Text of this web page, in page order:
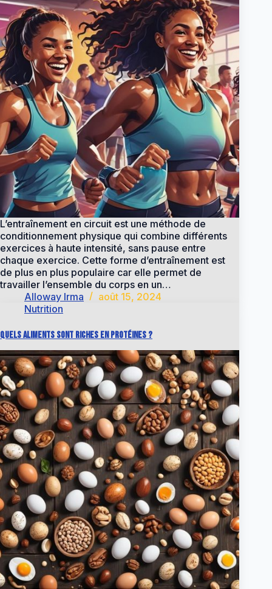
L’entraînement en circuit est une méthode de
conditionnement physique qui combine différents
exercices à haute intensité, sans pause entre
chaque exercice. Cette forme d’entraînement est
de plus en plus populaire car elle permet de
travailler l’ensemble du corps en un…
Alloway Irma
août 15, 2024
Nutrition
Quels aliments sont riches en protéines ?